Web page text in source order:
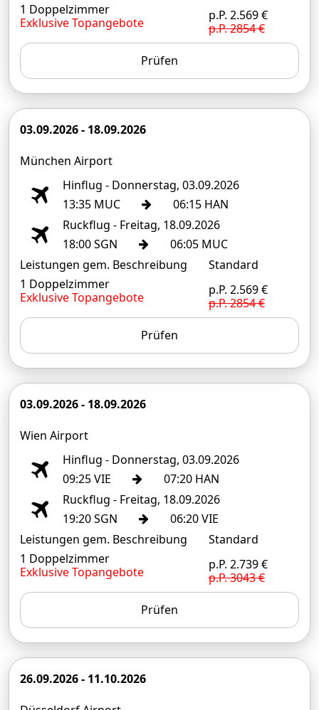
1 Doppelzimmer
Exklusive Topangebote
p.P. 2.569 €
p.P. 2854 €
Prüfen
03.09.2026 - 18.09.2026
München Airport
Hinflug - Donnerstag, 03.09.2026
13:35 MUC
06:15 HAN
Ruckflug - Freitag, 18.09.2026
18:00 SGN
06:05 MUC
Leistungen gem. Beschreibung
1 Doppelzimmer
Exklusive Topangebote
Standard
p.P. 2.569 €
p.P. 2854 €
Prüfen
03.09.2026 - 18.09.2026
Wien Airport
Hinflug - Donnerstag, 03.09.2026
09:25 VIE
07:20 HAN
Ruckflug - Freitag, 18.09.2026
19:20 SGN
06:20 VIE
Leistungen gem. Beschreibung
1 Doppelzimmer
Exklusive Topangebote
Standard
p.P. 2.739 €
p.P. 3043 €
Prüfen
26.09.2026 - 11.10.2026